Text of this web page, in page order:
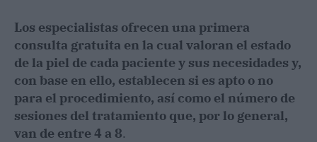
Los especialistas ofrecen una primera
consulta gratuita en la cual valoran el estado
de la piel de cada paciente y sus necesidades y,
con base en ello, establecen si es apto o no
para el procedimiento, así como el número de
sesiones del tratamiento que, por lo general,
van de entre 4 a 8.